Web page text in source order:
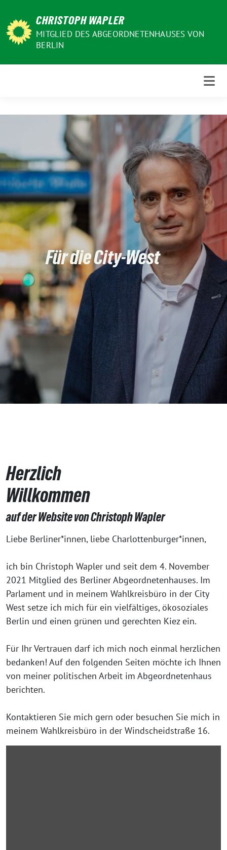
zum
Inhalt
CHRISTOPH WAPLER
MITGLIED DES ABGEORDNETENHAUSES VON
BERLIN
Für die City-West
Herzlich
Willkommen
auf der Website von Christoph Wapler
Liebe Berliner*innen, liebe Charlottenburger*innen,
ich bin Christoph Wapler und seit dem 4. November
2021 Mitglied des Berliner Abgeordnetenhauses. Im
Parlament und in meinem Wahlkreisbüro in der City
West setze ich mich für ein vielfältiges, ökosoziales
Berlin und einen grünen und gerechten Kiez ein.
Für Ihr Vertrauen darf ich mich noch einmal herzlichen
bedanken! Auf den folgenden Seiten möchte ich Ihnen
von meiner politischen Arbeit im Abgeordnetenhaus
berichten.
Kontaktieren Sie mich gern oder besuchen Sie mich in
meinem Wahlkreisbüro in der Windscheidstraße 16.